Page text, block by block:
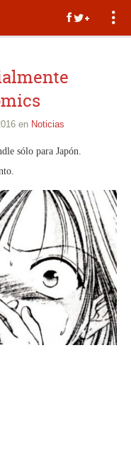
en Noticias
sólo para Japón.